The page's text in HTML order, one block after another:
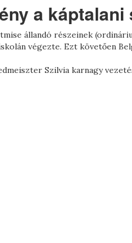
a
állandó részeinek
végezte. Ezt követően
Szilvia karnagy